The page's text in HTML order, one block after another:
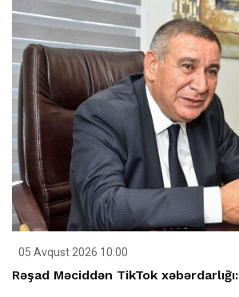
05 Avqust 2026 10:00
Rəşad Məciddən TikTok xəbərdarlığı: